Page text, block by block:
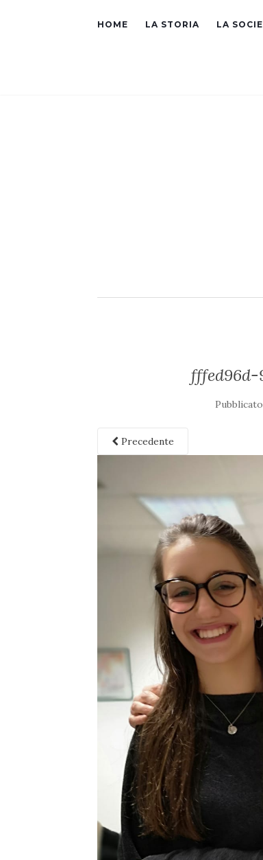
HOME LA STORIA LA
fffed96d-
Precedente